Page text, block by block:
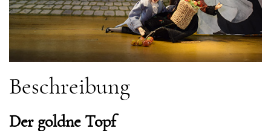
Beschreibung
Der goldne Topf